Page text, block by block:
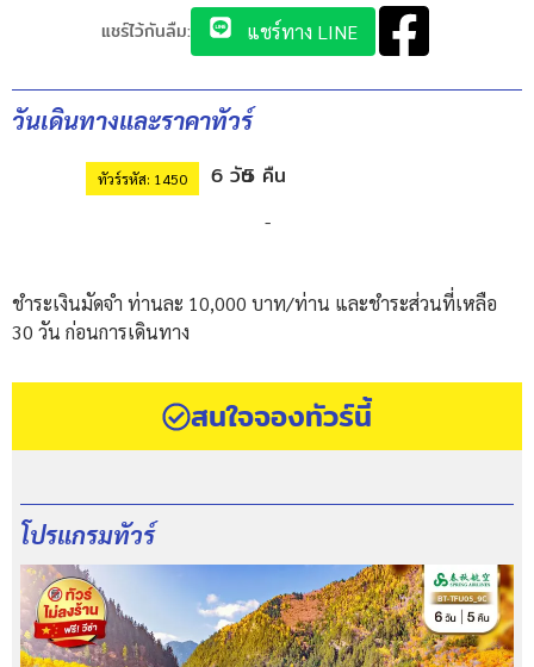
แชร์ไว้กันลืม: แชร์ทาง LINE
วันเดินทางและราคาทัวร์
ทัวร์รหัส: 1450 6 วัน5 คืน
-
ชำระเงินมัดจำ ท่านละ 10,000 บาท/ท่าน และชำระส่วนที่เหลือ
30 วัน ก่อนการเดินทาง
สนใจจองทัวร์นี้
โปรแกรมทัวร์